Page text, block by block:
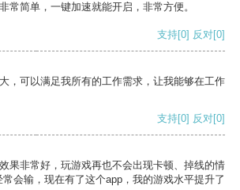
常简单，一键加速就能开启，非常方便。
支持[0] 反对[0]
，可以满足我所有的工作需求，让我能够在工作
支持[0] 反对[0]
果非常好，玩游戏再也不会出现卡顿、掉线的情
会输，现在有了这个app，我的游戏水平提升了